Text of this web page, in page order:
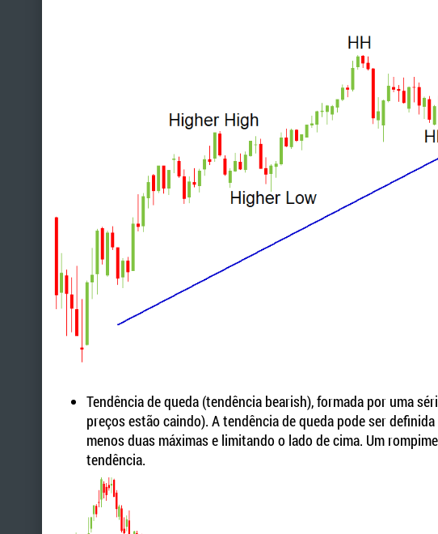
Tendência de queda (tendência bearish), formada por uma
preços estão caindo). A tendência de queda pode ser
menos duas máximas e limitando o lado de cima. Um
tendência.